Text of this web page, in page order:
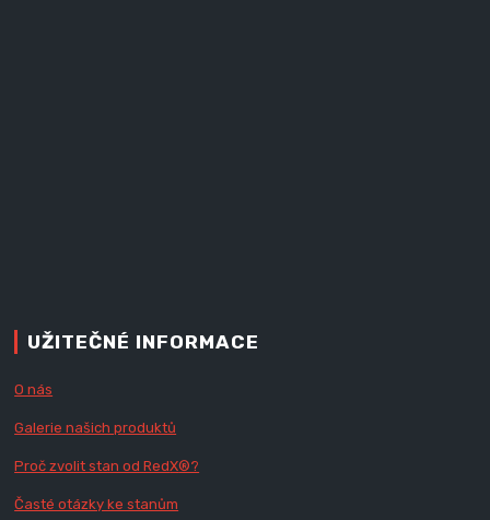
UŽITEČNÉ INFORMACE
O nás
Galerie našich produktů
Proč zvolit stan od RedX®?
Časté otázky ke stanům